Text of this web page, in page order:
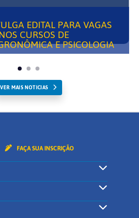
EDITAL PARA VAGAS
CURSOS DE
E PSICOLOGIA
VER MAIS NOTICIAS
FAÇA SUA INSCRIÇÃO